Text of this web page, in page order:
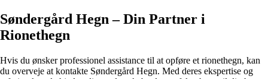
Søndergård Hegn – Din Partner i
Rionethegn
Hvis du ønsker professionel assistance til at opføre et rionethegn, kan
du overveje at kontakte Søndergård Hegn. Med deres ekspertise og